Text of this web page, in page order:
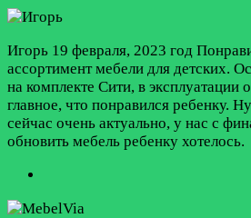
Игорь 19 февраля, 2023 год
ассортимент мебели для детских.
на комплекте Сити, в эксплуатации
главное, что понравился ребенку.
сейчас очень актуально, у нас с
обновить мебель ребенку хотелось.